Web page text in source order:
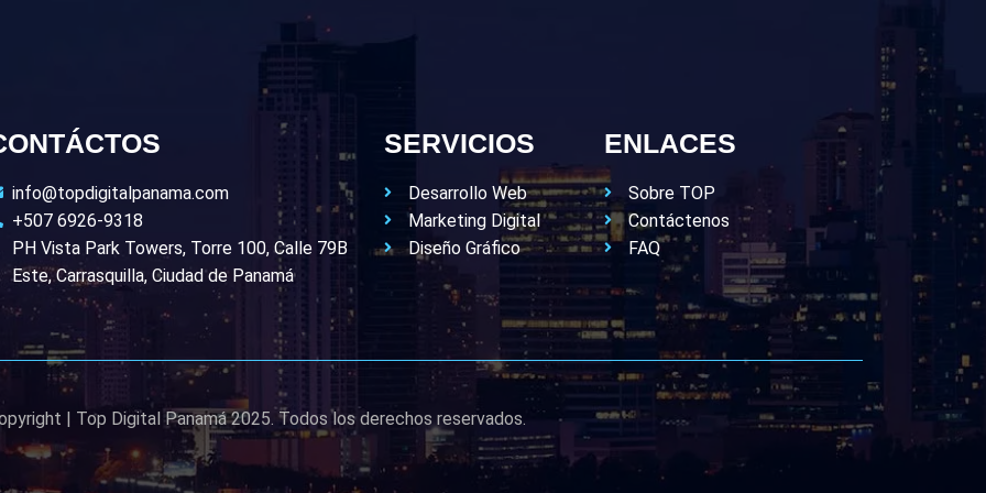
info@topdigitalpanama.com
+507 6926-9318
PH Vista Park Towers, Torre 100, Calle 79B
Este, Carrasquilla, Ciudad de Panamá
SERVICIOS
Desarrollo Web
Marketing Digital
Diseño Gráfico
ENLACES
Sobre TOP
Contáctenos
FAQ
| Top Digital Panamá 2025. Todos los derechos reservados.